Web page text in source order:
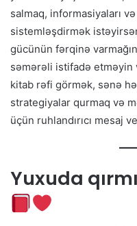
salmaq, informasiyaları
sistemləşdirmək
gücünün fərqinə
səmərəli istifadə etməyin
kitab rəfi görmək, sənə
strategiyalar qurmaq və
üçün ruhlandırıcı mesaj
Yuxuda